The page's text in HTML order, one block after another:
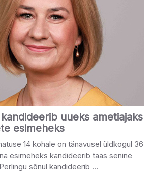
uueks ametiajaks
esimeheks
14 kohale on tänavusel üldkogul 36
esimeheks kandideerib taas senine
sõnul kandideerib …